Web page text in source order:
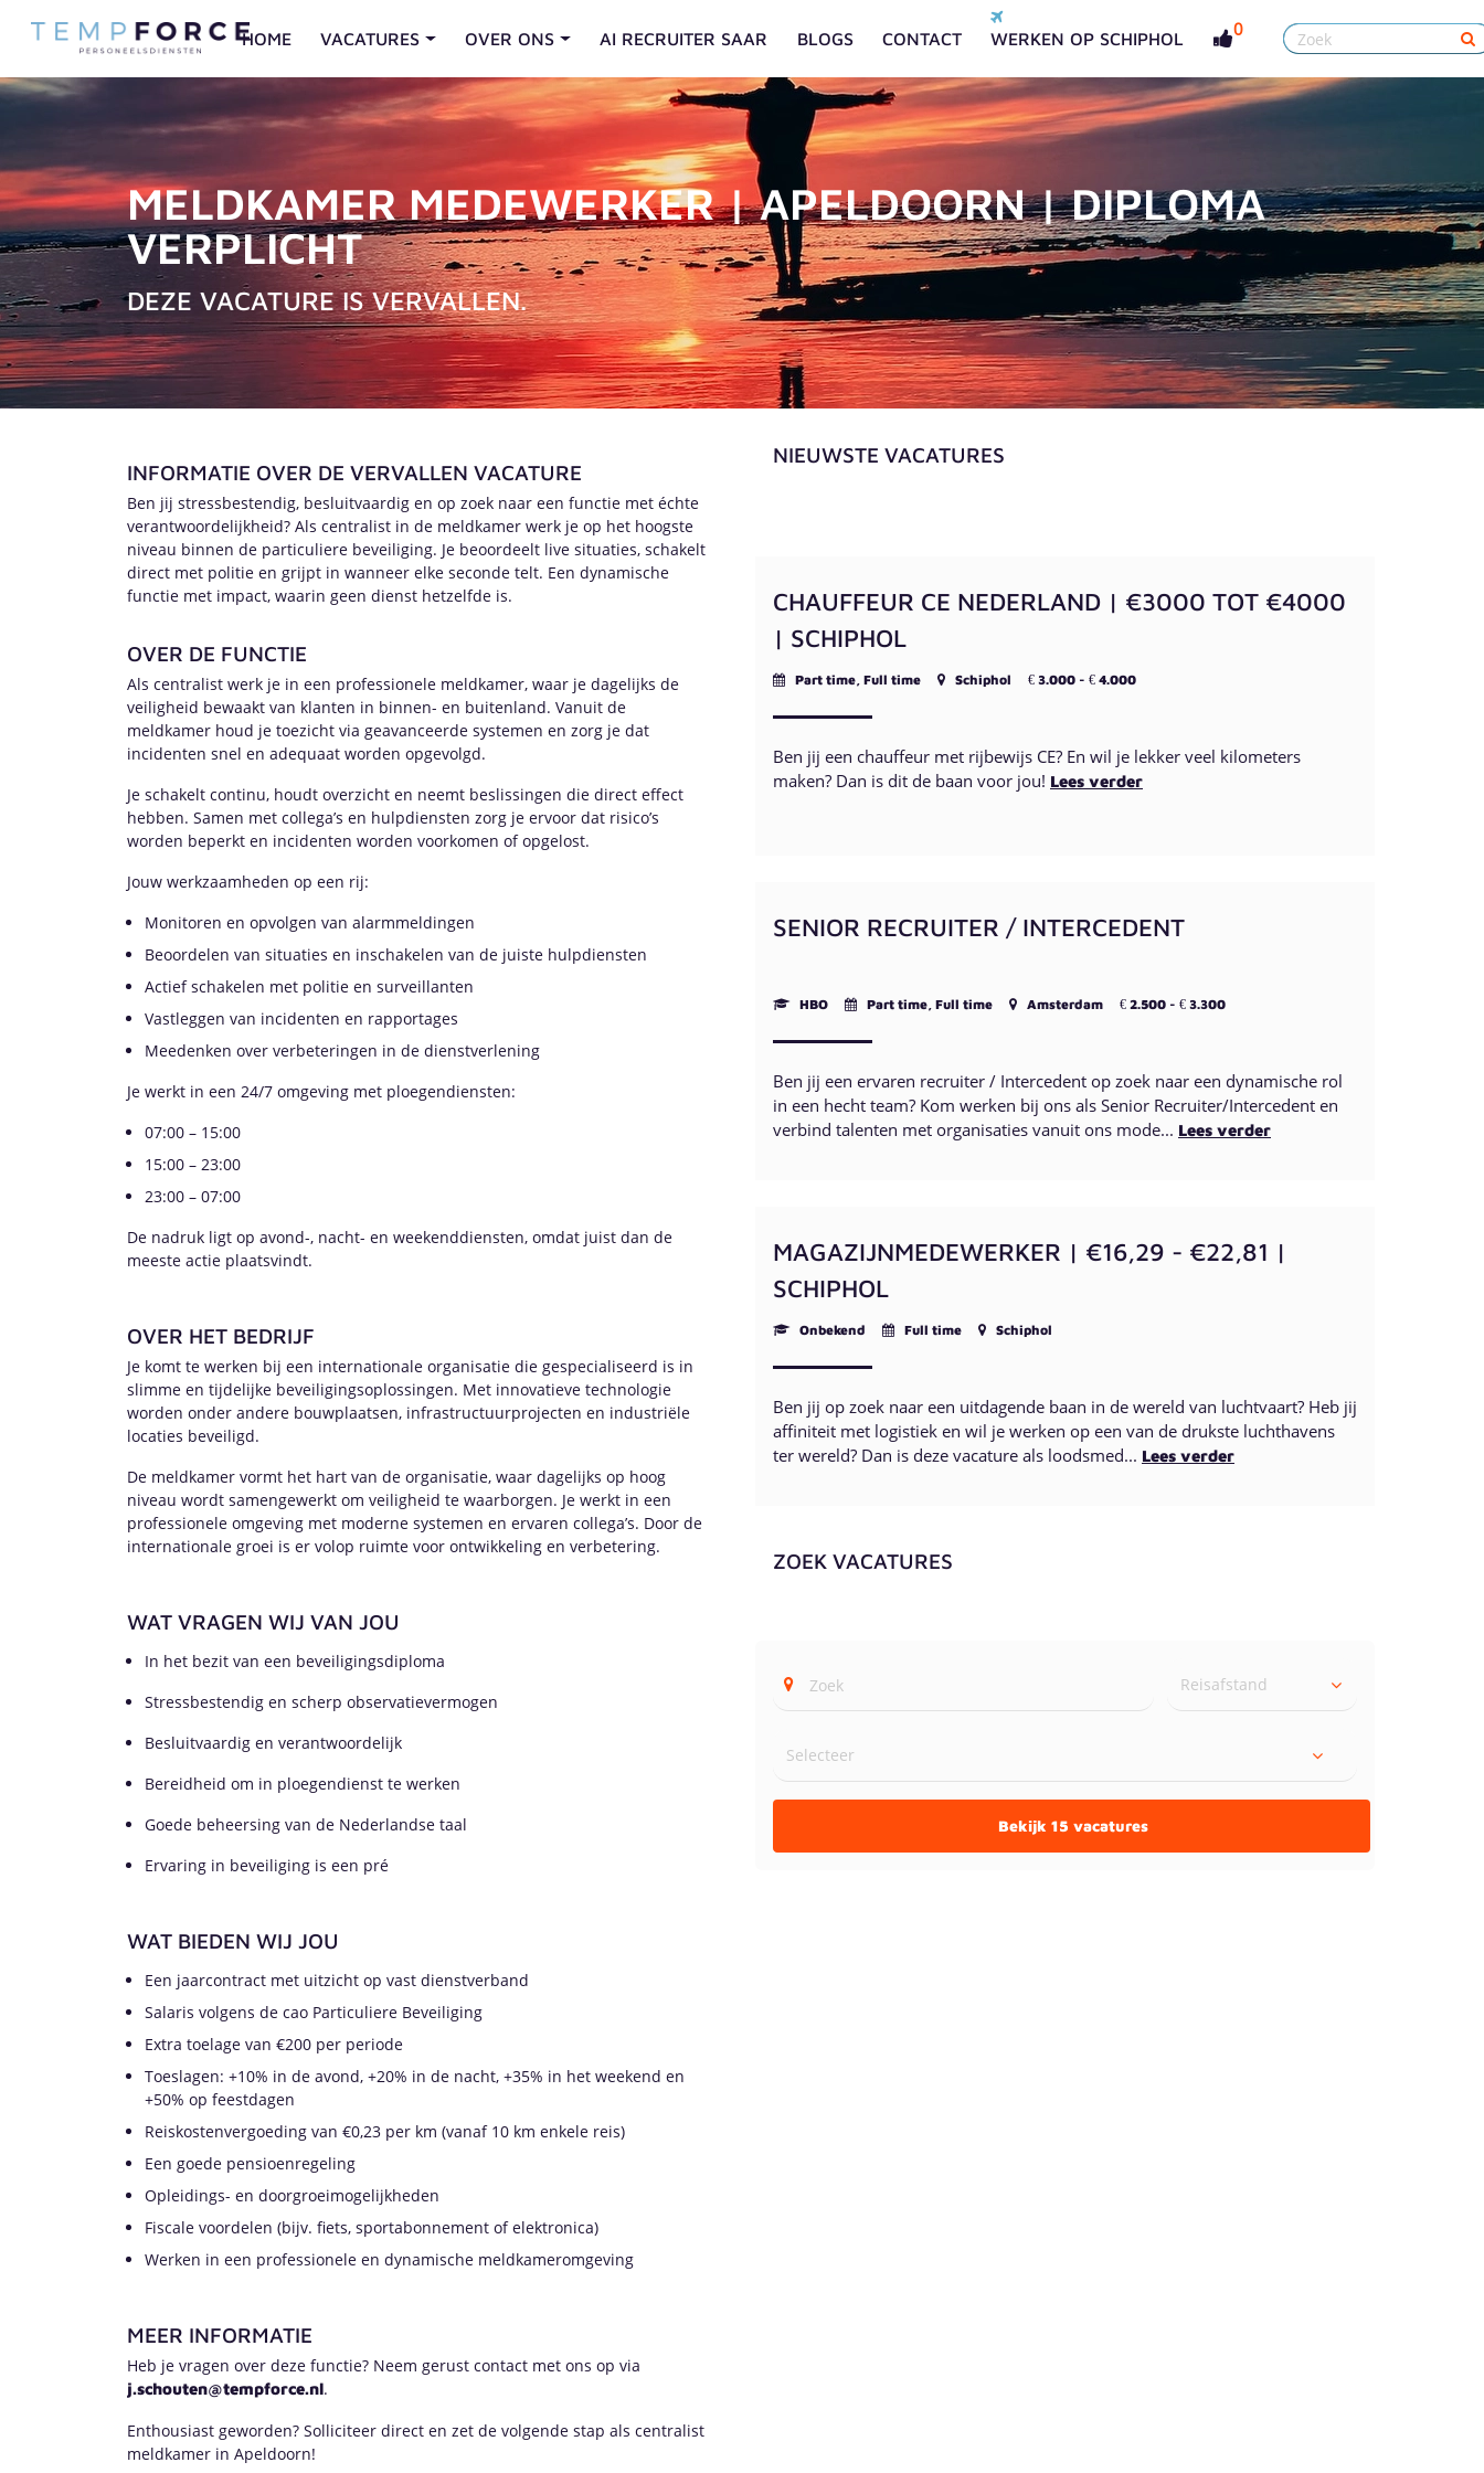
HOME VACATURES OVER ONS AI RECRUITER SAAR BLOGS CONTACT WERKEN OP SCHIPHOL 0
MELDKAMER MEDEWERKER | APELDOORN | DIPLOMA
VERPLICHT
DEZE VACATURE IS VERVALLEN.
INFORMATIE OVER DE VERVALLEN VACATURE
Ben jij stressbestendig, besluitvaardig en op zoek naar een functie met échte
verantwoordelijkheid? Als centralist in de meldkamer werk je op het hoogste
niveau binnen de particuliere beveiliging. Je beoordeelt live situaties, schakelt
direct met politie en grijpt in wanneer elke seconde telt. Een dynamische
functie met impact, waarin geen dienst hetzelfde is.
OVER DE FUNCTIE
Als centralist werk je in een professionele meldkamer, waar je dagelijks de
veiligheid bewaakt van klanten in binnen- en buitenland. Vanuit de
meldkamer houd je toezicht via geavanceerde systemen en zorg je dat
incidenten snel en adequaat worden opgevolgd.
Je schakelt continu, houdt overzicht en neemt beslissingen die direct effect
hebben. Samen met collega’s en hulpdiensten zorg je ervoor dat risico’s
worden beperkt en incidenten worden voorkomen of opgelost.
Jouw werkzaamheden op een rij:
Monitoren en opvolgen van alarmmeldingen
Beoordelen van situaties en inschakelen van de juiste hulpdiensten
Actief schakelen met politie en surveillanten
Vastleggen van incidenten en rapportages
Meedenken over verbeteringen in de dienstverlening
Je werkt in een 24/7 omgeving met ploegendiensten:
07:00 – 15:00
15:00 – 23:00
23:00 – 07:00
De nadruk ligt op avond-, nacht- en weekenddiensten, omdat juist dan de
meeste actie plaatsvindt.
OVER HET BEDRIJF
Je komt te werken bij een internationale organisatie die gespecialiseerd is in
slimme en tijdelijke beveiligingsoplossingen. Met innovatieve technologie
worden onder andere bouwplaatsen, infrastructuurprojecten en industriële
locaties beveiligd.
De meldkamer vormt het hart van de organisatie, waar dagelijks op hoog
niveau wordt samengewerkt om veiligheid te waarborgen. Je werkt in een
professionele omgeving met moderne systemen en ervaren collega’s. Door de
internationale groei is er volop ruimte voor ontwikkeling en verbetering.
WAT VRAGEN WIJ VAN JOU
In het bezit van een beveiligingsdiploma
Stressbestendig en scherp observatievermogen
Besluitvaardig en verantwoordelijk
Bereidheid om in ploegendienst te werken
Goede beheersing van de Nederlandse taal
Ervaring in beveiliging is een pré
WAT BIEDEN WIJ JOU
Een jaarcontract met uitzicht op vast dienstverband
Salaris volgens de cao Particuliere Beveiliging
Extra toelage van €200 per periode
Toeslagen: +10% in de avond, +20% in de nacht, +35% in het weekend en
+50% op feestdagen
Reiskostenvergoeding van €0,23 per km (vanaf 10 km enkele reis)
Een goede pensioenregeling
Opleidings- en doorgroeimogelijkheden
Fiscale voordelen (bijv. fiets, sportabonnement of elektronica)
Werken in een professionele en dynamische meldkameromgeving
MEER INFORMATIE
Heb je vragen over deze functie? Neem gerust contact met ons op via
j.schouten@tempforce.nl.
Enthousiast geworden? Solliciteer direct en zet de volgende stap als centralist
meldkamer in Apeldoorn!
NIEUWSTE VACATURES
CHAUFFEUR CE NEDERLAND | €3000 TOT €4000
| SCHIPHOL
Part time, Full time Schiphol € 3.000 - € 4.000
Ben jij een chauffeur met rijbewijs CE? En wil je lekker veel kilometers
maken? Dan is dit de baan voor jou! Lees verder
SENIOR RECRUITER / INTERCEDENT
HBO Part time, Full time Amsterdam € 2.500 - € 3.300
Ben jij een ervaren recruiter / Intercedent op zoek naar een dynamische rol
in een hecht team? Kom werken bij ons als Senior Recruiter/Intercedent en
verbind talenten met organisaties vanuit ons mode... Lees verder
MAGAZIJNMEDEWERKER | €16,29 - €22,81 |
SCHIPHOL
Onbekend Full time Schiphol
Ben jij op zoek naar een uitdagende baan in de wereld van luchtvaart? Heb jij
affiniteit met logistiek en wil je werken op een van de drukste luchthavens
ter wereld? Dan is deze vacature als loodsmed... Lees verder
ZOEK VACATURES
Reisafstand
Bekijk 15 vacatures